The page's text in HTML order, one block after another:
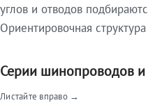
углов и отводов
Ориентировочная
Серии шинопроводов
Листайте вправо →